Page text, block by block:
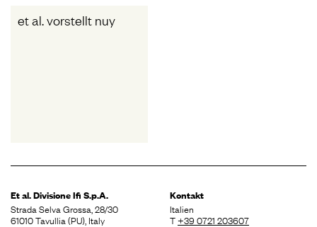
et al. vorstellt nuy
Et al. DivisioneIfi S.p.A.
Strada Selva Grossa, 28/30
61010 Tavullia (PU), Italy
Kontakt
Italien
T+39 0721 203607